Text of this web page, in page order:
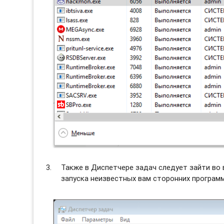
Также в Диспетчере задач следует зайти во
запуска неизвестных вам сторонних